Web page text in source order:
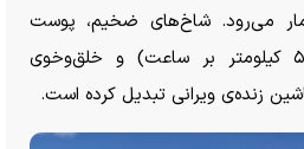
شمار می‌رود. شاخ‌های ضخیم، پوست
مقاوم، سرعت بالا (تا ۵۰ کیلومتر بر ساعت) و خلق‌وخوی
زنده‌ی ویرانی تبدیل کرده است.